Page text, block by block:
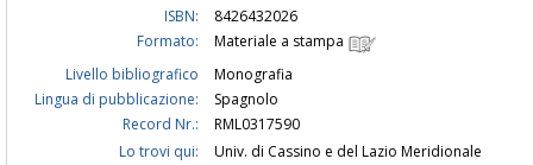
ISBN:
8426432026
Formato:
Materiale a stampa
Livello bibliografico
Monografia
Lingua di pubblicazione:
Spagnolo
Record Nr.:
RML0317590
Lo trovi qui:
Univ. di Cassino e del Lazio Meridionale